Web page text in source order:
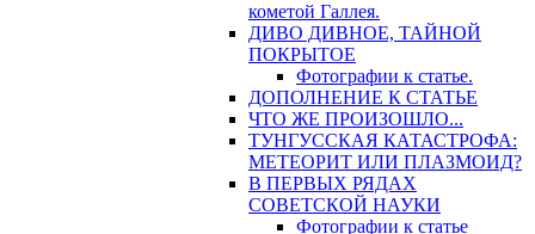
кометой Галлея.
ДИВО ДИВНОЕ, ТАЙНОЙ
ПОКРЫТОЕ
Фотографии к статье.
ДОПОЛНЕНИЕ К СТАТЬЕ
ЧТО ЖЕ ПРОИЗОШЛО...
ТУНГУССКАЯ КАТАСТРОФА:
МЕТЕОРИТ ИЛИ ПЛАЗМОИД?
В ПЕРВЫХ РЯДАХ
СОВЕТСКОЙ НАУКИ
Фотографии к статье